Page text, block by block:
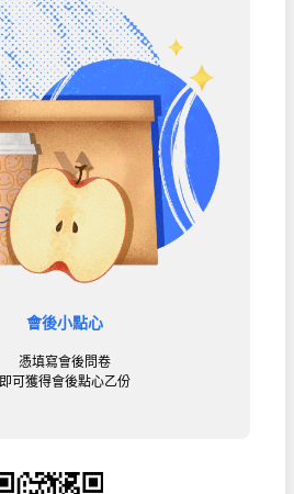
會後小點心
憑填寫會後問卷
即可獲得會後點心乙份